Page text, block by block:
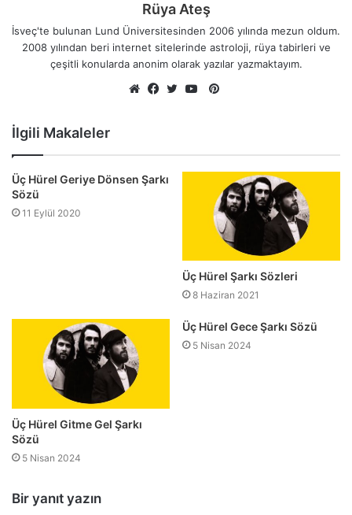
Rüya Ateş
İsveç'te bulunan Lund Üniversitesinden 2006 yılında mezun oldum.
2008 yılından beri internet sitelerinde astroloji, rüya tabirleri ve
çeşitli konularda anonim olarak yazılar yazmaktayım.
Pinterest
İlgili Makaleler
Üç Hürel Geriye Dönsen Şarkı
Sözü
11 Eylül 2020
Üç Hürel Şarkı Sözleri
8 Haziran 2021
Üç Hürel Gitme Gel Şarkı
Sözü
5 Nisan 2024
Üç Hürel Gece Şarkı Sözü
5 Nisan 2024
Bir yanıt yazın